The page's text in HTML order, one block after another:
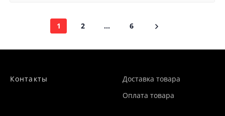
1 2 ... 6
Контакты
Доставка товара
Оплата товара